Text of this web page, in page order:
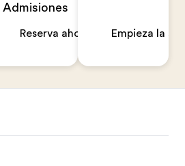
Admisiones
Reserva ahora Empieza la